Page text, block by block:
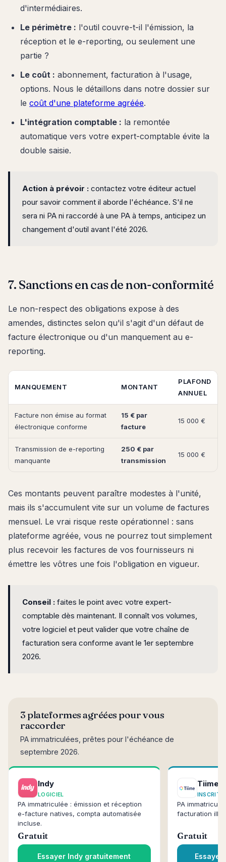
d'intermédiaires.
Le périmètre : l'outil couvre-t-il l'émission, la
réception et le e-reporting, ou seulement une
partie ?
Le coût : abonnement, facturation à l'usage,
options. Nous le détaillons dans notre dossier sur
le coût d'une plateforme agréée.
L'intégration comptable : la remontée
automatique vers votre expert-comptable évite la
double saisie.
Action à prévoir : contactez votre éditeur actuel
pour savoir comment il aborde l'échéance. S'il ne
sera ni PA ni raccordé à une PA à temps, anticipez un
changement d'outil avant l'été 2026.
7. Sanctions en cas de non-conformité
Le non-respect des obligations expose à des
amendes, distinctes selon qu'il s'agit d'un défaut de
facture électronique ou d'un manquement au e-
reporting.
MANQUEMENT MONTANT
PLAFOND
ANNUEL
Facture non émise au format
électronique conforme
15 € par
facture
15 000 €
Transmission de e-reporting
manquante
250 € par
transmission
15 000 €
Ces montants peuvent paraître modestes à l'unité,
mais ils s'accumulent vite sur un volume de factures
mensuel. Le vrai risque reste opérationnel : sans
plateforme agréée, vous ne pourrez tout simplement
plus recevoir les factures de vos fournisseurs ni
émettre les vôtres une fois l'obligation en vigueur.
Conseil : faites le point avec votre expert-
comptable dès maintenant. Il connaît vos volumes,
votre logiciel et peut valider que votre chaîne de
facturation sera conforme avant le 1er septembre
2026.
3 plateformes agréées pour vous
raccorder
PA immatriculées, prêtes pour l'échéance de
septembre 2026.
Indy
LOGICIEL
PA immatriculée : émission et réception
e-facture natives, compta automatisée
incluse.
Gratuit
Essayer Indy gratuitement
Tiime
INSCRIT
PA
facturation
Gratuit
Essayer